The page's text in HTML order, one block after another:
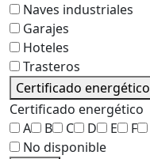
Naves industriales
Garajes
Hoteles
Trasteros
Certificado energético
Certificado energético
A
B C D E F
No disponible